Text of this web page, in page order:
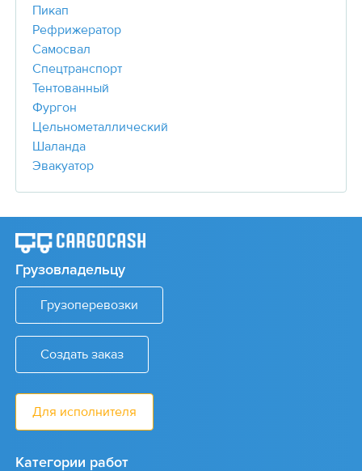
Пикап
Рефрижератор
Самосвал
Спецтранспорт
Тентованный
Фургон
Цельнометаллический
Шаланда
Эвакуатор
Грузовладельцу
Грузоперевозки
Создать заказ
Для исполнителя
Категории работ